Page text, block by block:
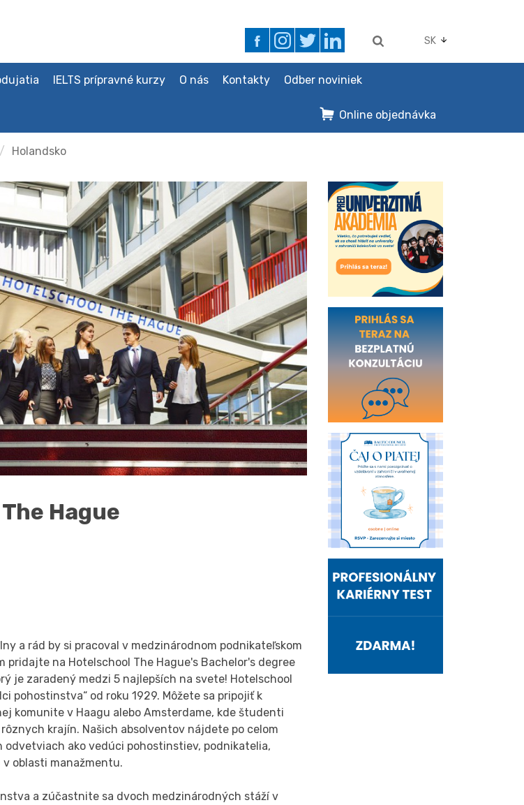
SK
IELTS prípravné kurzy O nás Kontakty Odber noviniek
Online objednávka
Holandsko
Hague
a rád by si pracoval v medzinárodnom podnikateľskom
pridajte na Hotelschool The Hague's Bachelor's degree
je zaradený medzi 5 najlepších na svete! Hotelschool
pohostinstva“ od roku 1929. Môžete sa pripojiť k
komunite v Haagu alebo Amsterdame, kde študenti
krajín. Našich absolventov nájdete po celom
odvetviach ako vedúci pohostinstiev, podnikatelia,
oblasti manažmentu.
a zúčastnite sa dvoch medzinárodných stáží v